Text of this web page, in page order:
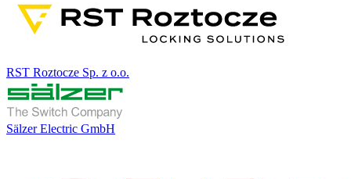
RST Roztocze Sp. z o.o.
Sälzer Electric GmbH